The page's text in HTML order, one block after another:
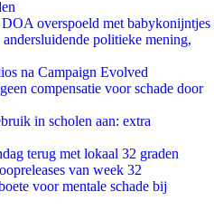
overspoeld met babykonijntjes
andersluidende politieke mening,
na Campaign Evolved
compensatie voor schade door
in scholen aan: extra
terug met lokaal 32 graden
van week 32
voor mentale schade bij